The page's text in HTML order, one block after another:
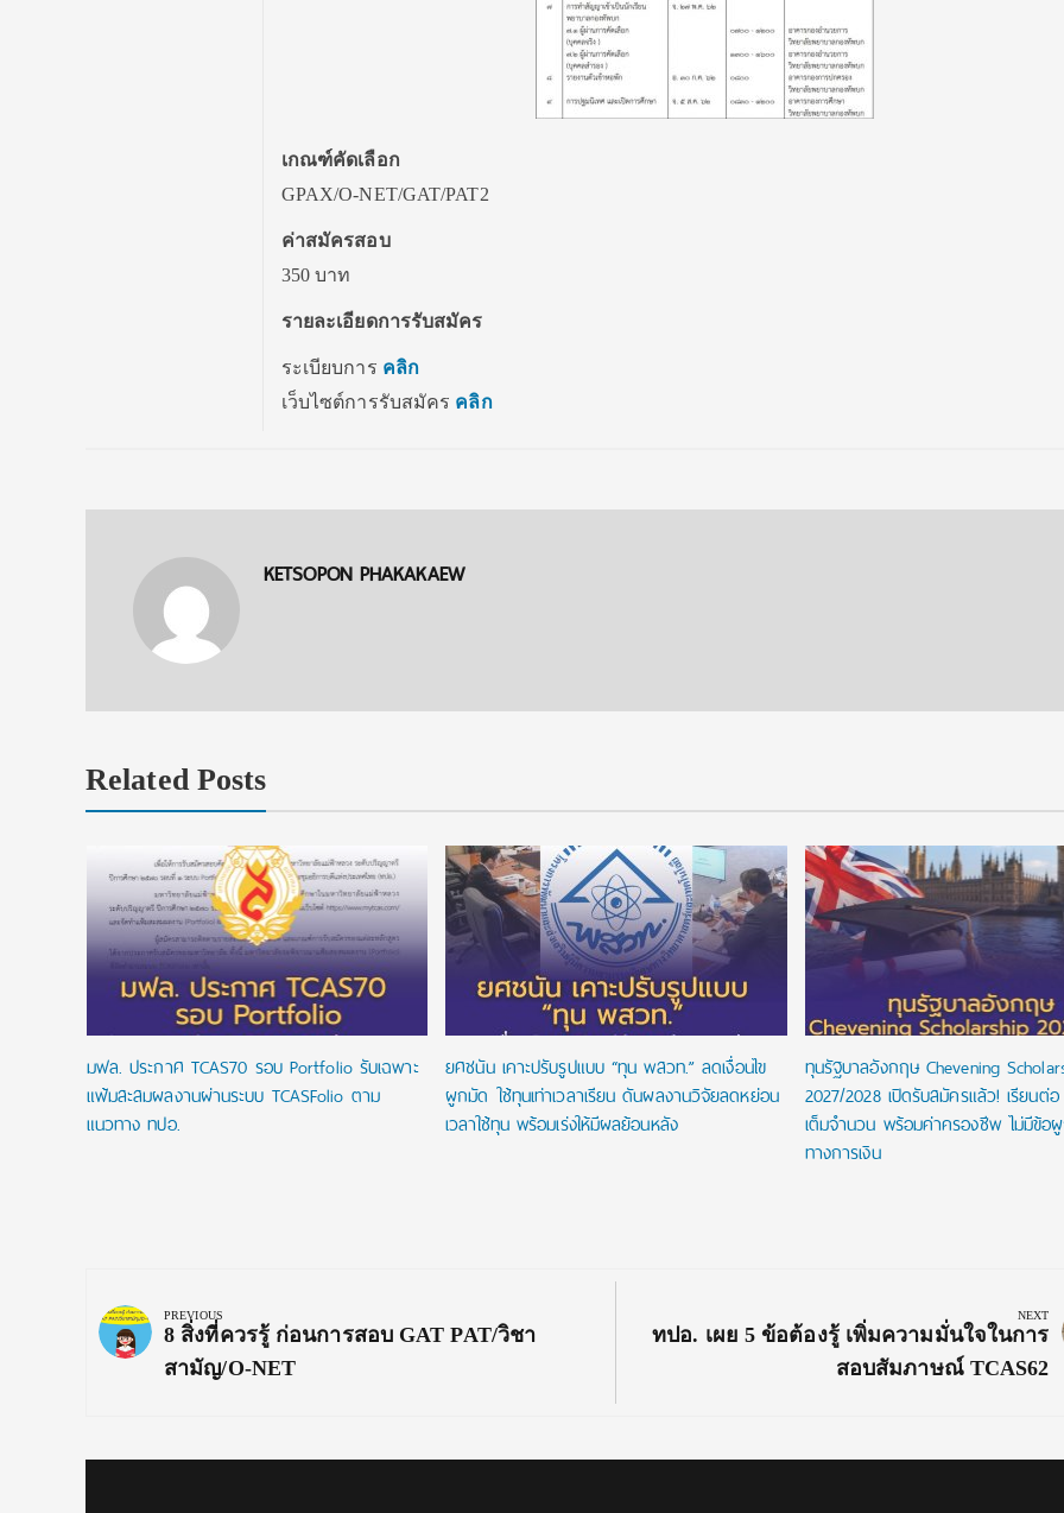
เกณฑ์คัดเลือก
GPAX/O-NET/GAT/PAT2
ค่าสมัครสอบ
350 บาท
รายละเอียดการรับสมัคร
ระเบียบการ คลิก
เว็บไซต์การรับสมัคร คลิก
KETSOPON PHAKAKAEW
Related Posts
มฟล. ประกาศ TCAS70 รอบ Portfolio รับเฉพาะ
แฟ้มสะสมผลงานผ่านระบบ TCASFolio ตาม
แนวทาง ทปอ.
ยศชนัน เคาะปรับรูปแบบ “ทุน พสวท.” ลดเงื่อนไข
ผูกมัด ใช้ทุนเท่าเวลาเรียน ดันผลงานวิจัยลดหย่อน
เวลาใช้ทุน พร้อมเร่งให้มีผลย้อนหลัง
ทุนรัฐบาลอังกฤษ Chevening
2027/2028 เปิดรับสมัครแล้ว! เรียนต่
เต็มจำนวน พร้อมค่าครองชีพ ไม่มีข้อ
ทางการเงิน
navigation
PREVIOUS
Previous
Post:
8 สิ่งที่ควรรู้ ก่อนการสอบ GAT PAT/วิชา
สามัญ/O-NET
NEXT
Next
ทปอ. เผย 5 ข้อต้องรู้ เพิ่มความมั่นใจในการ
สอบสัมภาษณ์ TCAS62